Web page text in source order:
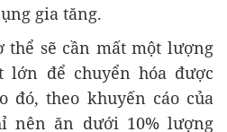
gia tăng.
thể sẽ cần mất một lượng
lớn để chuyển hóa được
đó, theo khuyến cáo của
nên ăn dưới 10% lượng